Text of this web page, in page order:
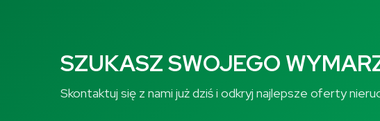
SZUKASZ SWOJEGO
Skontaktuj się z nami już dziś i odkryj najlepsze oferty